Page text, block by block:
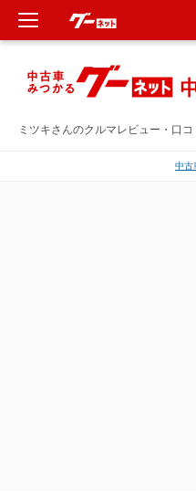
ミツキさんのクルマレビュー・口
中古
新車
中古車